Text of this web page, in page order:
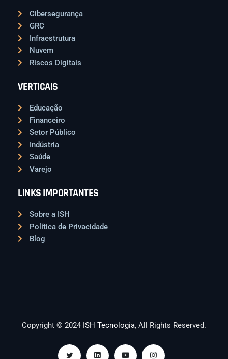
Cibersegurança
GRC
Infraestrutura
Nuvem
Riscos Digitais
VERTICAIS
Educação
Financeiro
Setor Público
Indústria
Saúde
Varejo
LINKS IMPORTANTES
Sobre a ISH
Política de Privacidade
Blog
Copyright © 2024 ISH Tecnologia, All Rights Reserved.